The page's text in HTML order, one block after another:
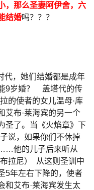
，那么圣妻阿伊舍，六
结婚吗？？？
代，她们结婚都是成年
9岁婚？
盖塔代的传
的使者的女儿温母·库
艾布·莱海宾的另一个
圣了。当《火焰章》下
说，如果你们不休掉
他的儿子后来听从
拉尼）
从这则圣训中
5年左右下降的，使者
和艾布·莱海宾发生太